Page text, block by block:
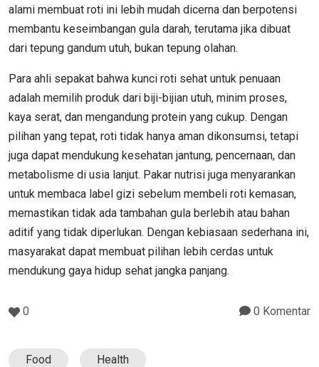
alami membuat roti ini lebih mudah dicerna dan berpotensi
membantu keseimbangan gula darah, terutama jika dibuat
dari tepung gandum utuh, bukan tepung olahan.
Para ahli sepakat bahwa kunci roti sehat untuk penuaan
adalah memilih produk dari biji-bijian utuh, minim proses,
kaya serat, dan mengandung protein yang cukup. Dengan
pilihan yang tepat, roti tidak hanya aman dikonsumsi, tetapi
juga dapat mendukung kesehatan jantung, pencernaan, dan
metabolisme di usia lanjut. Pakar nutrisi juga menyarankan
untuk membaca label gizi sebelum membeli roti kemasan,
memastikan tidak ada tambahan gula berlebih atau bahan
aditif yang tidak diperlukan. Dengan kebiasaan sederhana ini,
masyarakat dapat membuat pilihan lebih cerdas untuk
mendukung gaya hidup sehat jangka panjang.
0 0 Komentar
Food Health